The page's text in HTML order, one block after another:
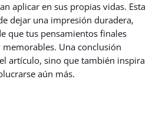
aplicar en sus propias vidas. Esta
dejar una impresión duradera,
que tus pensamientos finales
Una conclusión
artículo, sino que también inspira
aún más.